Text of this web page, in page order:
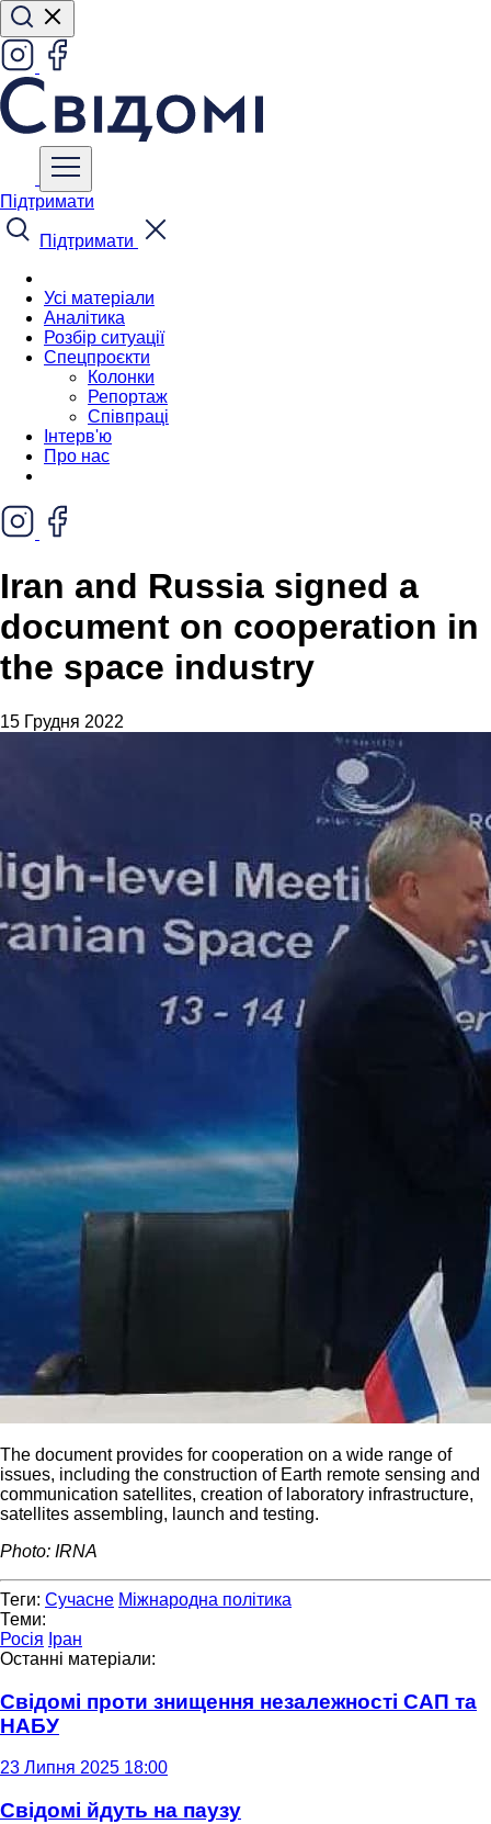
Підтримати
Підтримати
Усі матеріали
Аналітика
Розбір ситуації
Спецпроєкти
Колонки
Репортаж
Співпраці
Інтерв'ю
Про нас
Iran and Russia signed a
document on cooperation in
the space industry
15 Грудня 2022
The document provides for cooperation on a wide range of
issues, including the construction of Earth remote sensing and
communication satellites, creation of laboratory infrastructure,
satellites assembling, launch and testing.
Photo: IRNA
Теги: Сучасне Міжнародна політика
Теми:
Росія Іран
Останні матеріали:
Свідомі проти знищення незалежності САП та
НАБУ
23 Липня 2025 18:00
Свідомі йдуть на паузу